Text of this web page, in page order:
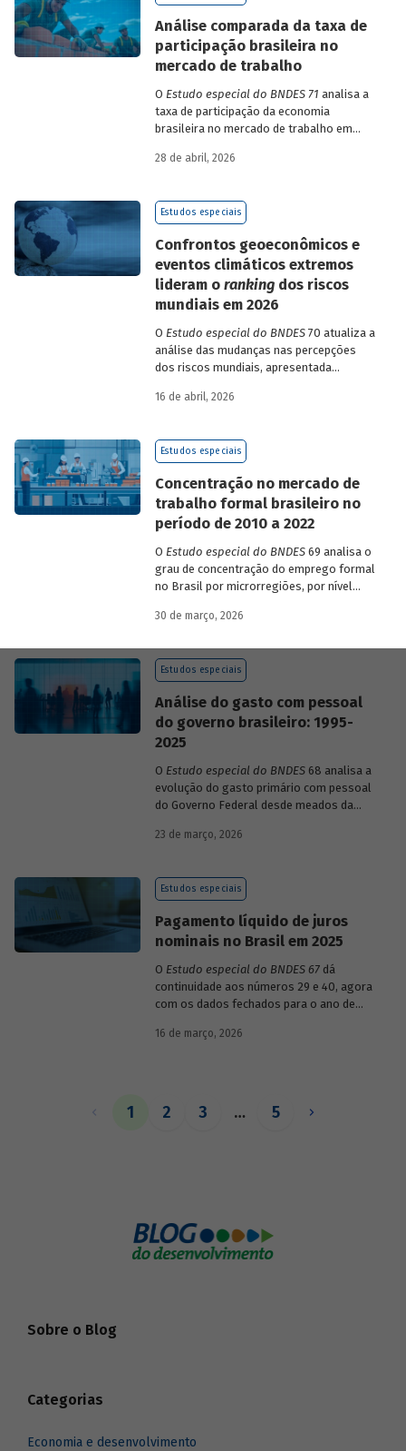
Análise comparada da taxa de
participação brasileira no
mercado de trabalho
O Estudo especial do BNDES 71 analisa a
taxa de participação da economia
brasileira no mercado de trabalho em
países de diferentes continentes e
28 de abril, 2026
Estudos especiais
Confrontos geoeconômicos e
eventos climáticos extremos
lideram o ranking dos riscos
mundiais em 2026
O Estudo especial do BNDES70 atualiza a
análise das mudanças nas percepções
dos riscos mundiais, apresentada
dos relatórios Global Risks Report (GRR)
mundiais para o ano em curso e para dois
16 de abril, 2026
Estudos especiais
Concentração no mercado de
trabalho formal brasileiro no
período de 2010 a 2022
O Estudo especial do BNDES69 analisa o
grau de concentração do emprego formal
no Brasil por microrregiões, por nível
setores, entre 2010 e 2022.
30 de março, 2026
Estudos especiais
Análise do gasto com pessoal
do governo brasileiro: 1995-
2025
O Estudo especial do BNDES68 analisa a
evolução do gasto primário com pessoal
do Governo Federal desde meados da
durante esse período e as mudanças
23 de março, 2026
Estudos especiais
Pagamento líquido de juros
nominais no Brasil em 2025
O Estudo especial do BNDES 67dá
continuidade aos números 29 e 40, agora
com os dados fechados para o ano de
16 de março, 2026
1 2 3 … 5
Sobre o Blog
Categorias
Economia e desenvolvimento